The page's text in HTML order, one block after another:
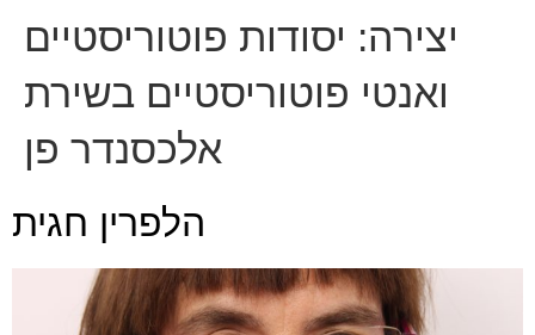
יצירה: יסודות פוטוריסטיים
ואנטי פוטוריסטיים בשירת
אלכסנדר פן
הלפרין חגית